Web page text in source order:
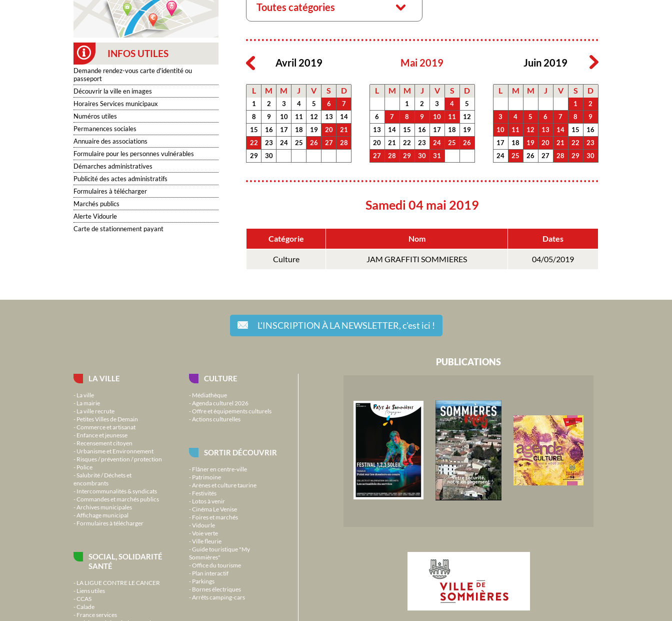
INFOS UTILES
Demande rendez-vous carte d'identité ou
passeport
Découvrir la ville en images
Horaires Services municipaux
Numéros utiles
Permanences sociales
Annuaire des associations
Formulaire pour les personnes vulnérables
Démarches administratives
Publicité des actes administratifs
Formulaires à télécharger
Marchés publics
Alerte Vidourle
Carte de stationnement payant
Toutes catégories
Avril 2019
L M M J V S D
1 2 3 4 5 6
7
8
9 10 11 12 13
14
15
16 17 18 19 20
21
22
23 24 25 26 27
28
29
30
Mai 2019
L M M J V S D
1 2 3 4
5
6
7 8 9 10 11
12
13
14 15 16 17 18
19
20
21 22 23 24 25
26
27
28 29 30 31
Juin 2019
L M M J V S D
1
2
3
4 5 6 7 8
9
10
11 12 13 14 15
16
17
18 19 20 21 22
23
24
25 26 27 28 29 30
Samedi 04 mai 2019
Catégorie Nom Dates
Culture JAM GRAFFITI SOMMIERES 04/05/2019
L'INSCRIPTION À LA NEWSLETTER,c'est ici !
LA VILLE
La ville
La mairie
La ville recrute
Petites Villes de Demain
Commerce et artisanat
Enfance et jeunesse
Recensement citoyen
Urbanisme et Environnement
Risques / prévention / protection
Police
Salubrité / Déchets et
encombrants
Intercommunalités & syndicats
Commandes et marchés publics
Archives municipales
Affichage municipal
Formulaires à télécharger
SOCIAL, SOLIDARITÉ
SANTÉ
LA LIGUE CONTRE LE CANCER
Liens utiles
CCAS
Calade
France services
CULTURE
Médiathèque
Agenda culturel 2026
Offre et équipements culturels
Actions culturelles
SORTIR DÉCOUVRIR
Flâner en centre-ville
Patrimoine
Arènes et culture taurine
Festivités
Lotos à venir
Cinéma Le Venise
Foires et marchés
Vidourle
Voie verte
Ville fleurie
Guide touristique "My
Sommières"
Office du tourisme
Plan interactif
Parkings
Bornes électriques
Arrêts camping-cars
PUBLICATIONS